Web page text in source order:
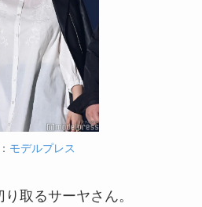
モデルプレス
取るサーヤさん。